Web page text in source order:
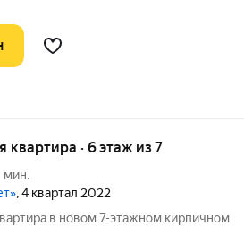
квартира · 6 этаж из 7
мин.
, 4 квартал 2022
в новом 7-этажном кирпичном